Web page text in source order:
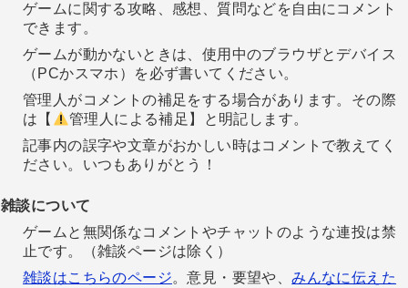
ゲームに関する攻略、感想、質問などを自由にコメント
できます。
ゲームが動かないときは、使用中のブラウザとデバイス
（PCかスマホ）を必ず書いてください。
管理人がコメントの補足をする場合があります。その際
は【
管理人による補足】と明記します。
記事内の誤字や文章がおかしい時はコメントで教えてく
ださい。いつもありがとう！
雑談について
ゲームと無関係なコメントやチャットのような連投は禁
止です。（雑談ページは除く）
雑談はこちらのページ。意見・要望や、みんなに伝えた